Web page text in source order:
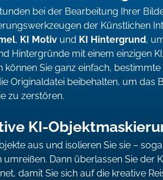
bei der Bearbeitung Ihrer
der Künstlichen
, KI Motivund KI Hintergrund,
Hintergründe mit einem einzigen
Sie ganz einfach, bestimmte
Originaldatei beibehalten, um das
zu zerstören.
KI-
aus und isolieren Sie sie –
umreißen. Dann überlassen Sie der
damit Sie sich auf die kreative